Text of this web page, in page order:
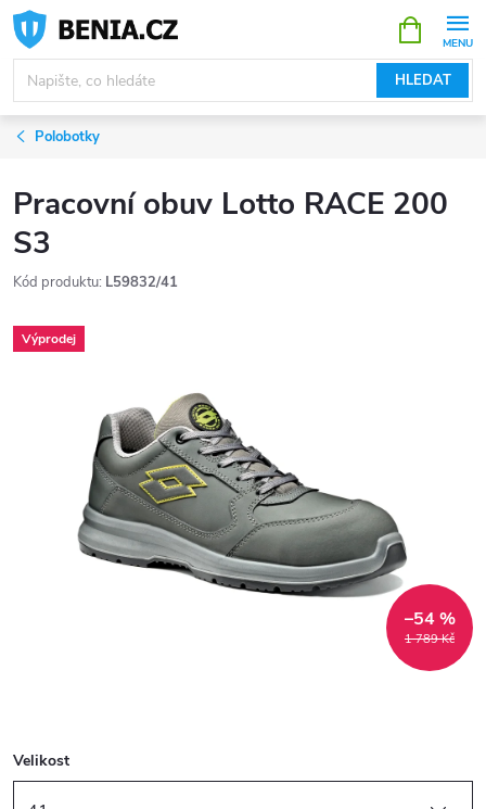
Přejít
obsah
HLEDAT
NÁKUPNÍ
KOŠÍK
Polobotky
Pracovní obuv Lotto RACE 200
S3
Kód produktu: L59832/41
Výprodej
1 789 Kč
–54 %
Velikost